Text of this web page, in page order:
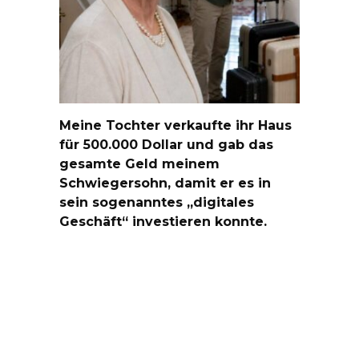
Meine Tochter verkaufte ihr Haus
für 500.000 Dollar und gab das
gesamte Geld meinem
Schwiegersohn, damit er es in
sein sogenanntes „digitales
Geschäft“ investieren konnte.